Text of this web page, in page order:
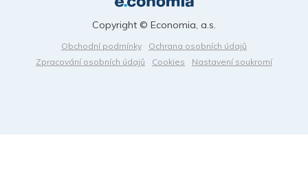
Obchodní podmínky
Ochrana osobních údajů
Zpracování osobních údajů
Cookies Nastavení soukromí
Copyright © Economia, a.s.